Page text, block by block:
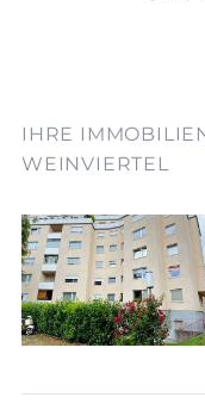
IHRE
WEINVIERTEL